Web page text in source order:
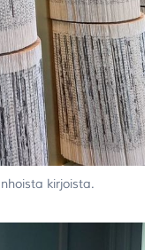
kirjoista.